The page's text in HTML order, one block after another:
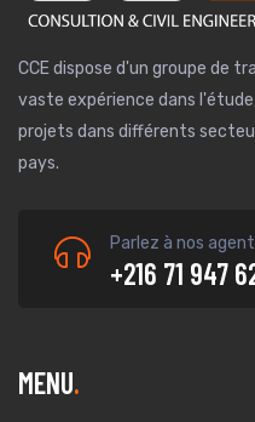
CCE dispose d'un groupe de
vaste expérience dans
projets dans différents
pays.
Parlez à nos
+216 71 947
MENU